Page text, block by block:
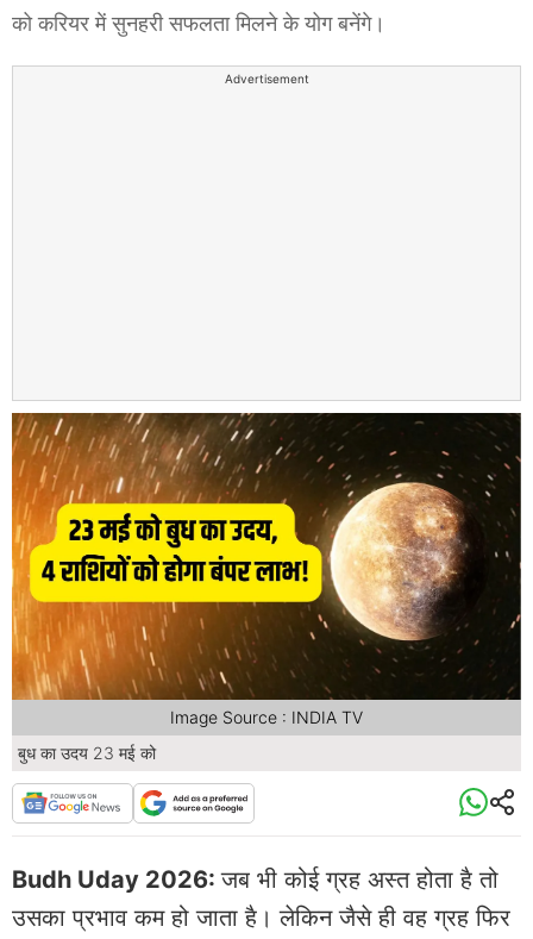
को करियर में सुनहरी सफलता मिलने के योग बनेंगे।
Advertisement
बुध का उदय 23 मई को
Image Source : INDIA TV
Budh Uday 2026:जब भी कोई ग्रह अस्त होता है तो
उसका प्रभाव कम हो जाता है। लेकिन जैसे ही वह ग्रह फिर